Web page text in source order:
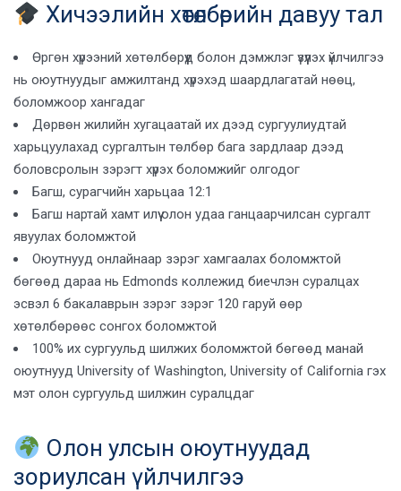
Хичээлийн хөтөлбөрийн давуу тал
Өргөн хүрээний хөтөлбөрүүд болон дэмжлэг үзүүлэх үйлчилгээ
нь оюутнуудыг амжилтанд хүрэхэд шаардлагатай нөөц,
боломжоор хангадаг
Дөрвөн жилийн хугацаатай их дээд сургуулиудтай
харьцуулахад сургалтын төлбөр бага зардлаар дээд
боловсролын зэрэгт хүрэх боломжийг олгодог
Багш, сурагчийн харьцаа 12:1
Багш нартай хамт илүү олон удаа ганцаарчилсан сургалт
явуулах боломжтой
Оюутнууд онлайнаар зэрэг хамгаалах боломжтой
бөгөөд дараа нь Edmonds коллежид биечлэн суралцах
эсвэл 6 бакалаврын зэрэг зэрэг 120 гаруй өөр
хөтөлбөрөөс сонгох боломжтой
100% их сургуульд шилжих боломжтой бөгөөд манай
оюутнууд University of Washington, University of California гэх
мэт олон сургуульд шилжин суралцдаг
Олон улсын оюутнуудад
зориулсан үйлчилгээ